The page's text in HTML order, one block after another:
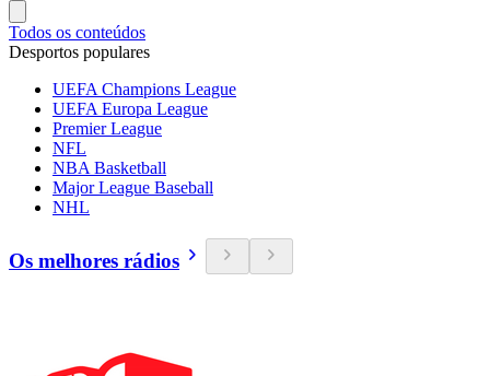
Todos os conteúdos
Desportos populares
UEFA Champions League
UEFA Europa League
Premier League
NFL
NBA Basketball
Major League Baseball
NHL
Os melhores rádios